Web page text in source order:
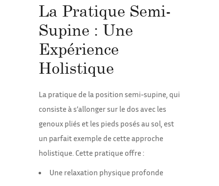
La Pratique Semi-
Supine : Une
Expérience
Holistique
La pratique de la position semi-supine, qui
consiste à s’allonger sur le dos avec les
genoux pliés et les pieds posés au sol, est
un parfait exemple de cette approche
holistique. Cette pratique offre :
Une relaxation physique profonde